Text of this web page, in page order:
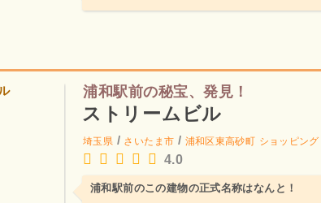
浦和駅前の秘宝、発見！
ストリームビル
埼玉県 / さいたま市 / 浦和区東高砂町 ショッピン
4.0
浦和駅前のこの建物の正式名称はなんと！